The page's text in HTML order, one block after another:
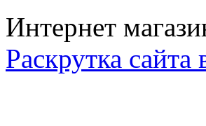
Интернет
Раскрутка сайта